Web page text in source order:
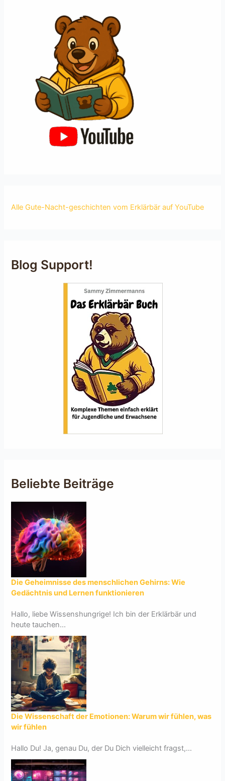
Alle Gute-Nacht-geschichten vom Erklärbär auf YouTube
Blog Support!
Beliebte Beiträge
Die Geheimnisse des menschlichen Gehirns: Wie
Gedächtnis und Lernen funktionieren
Hallo, liebe Wissenshungrige! Ich bin der Erklärbär und
heute tauchen...
Die Wissenschaft der Emotionen: Warum wir fühlen, was
wir fühlen
Hallo Du! Ja, genau Du, der Du Dich vielleicht fragst,...